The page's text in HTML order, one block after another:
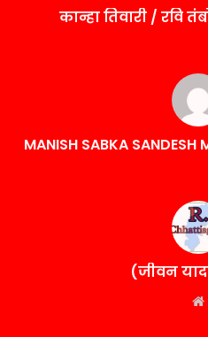
कान्हा तिवारी / रवि
MANISH SABKA SANDESH
(जीवन